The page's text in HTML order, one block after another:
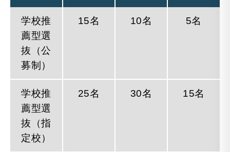
学校推
薦型選
抜（公
募制）
15名 10名 5名
学校推
薦型選
抜（指
定校）
25名 30名 15名